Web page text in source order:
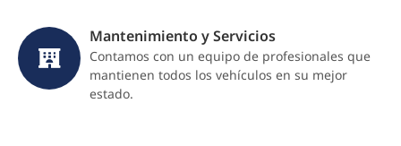
Mantenimiento y Servicios
Contamos con un equipo de profesionales que
mantienen todos los vehículos en su mejor
estado.